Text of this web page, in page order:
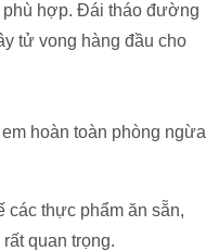
phù hợp. Đái tháo đường
tử vong hàng đầu cho
hoàn toàn phòng ngừa
các thực phẩm ăn sẵn,
quan trọng.